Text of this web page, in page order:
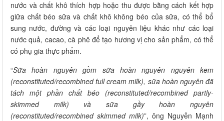
nước và chất khô thích hợp hoặc thu được bằng cách kết hợp
giữa chất béo sữa và chất khô không béo của sữa, có thể bổ
sung nước, đường và các loại nguyên liệu khác như các loại
nước quả, cacao, cà phê để tạo hương vị cho sản phẩm, có thể
có phụ gia thực phẩm.
“Sữa hoàn nguyên gồm sữa hoàn nguyên nguyên kem
(reconstituted/recombined full cream milk), sữa hoàn nguyên đã
tách một phần chất béo (reconstituted/recombined partly-
skimmed milk) và sữa gầy hoàn nguyên
(reconstituted/recombined skimmed milk)”, ông Nguyễn Mạnh